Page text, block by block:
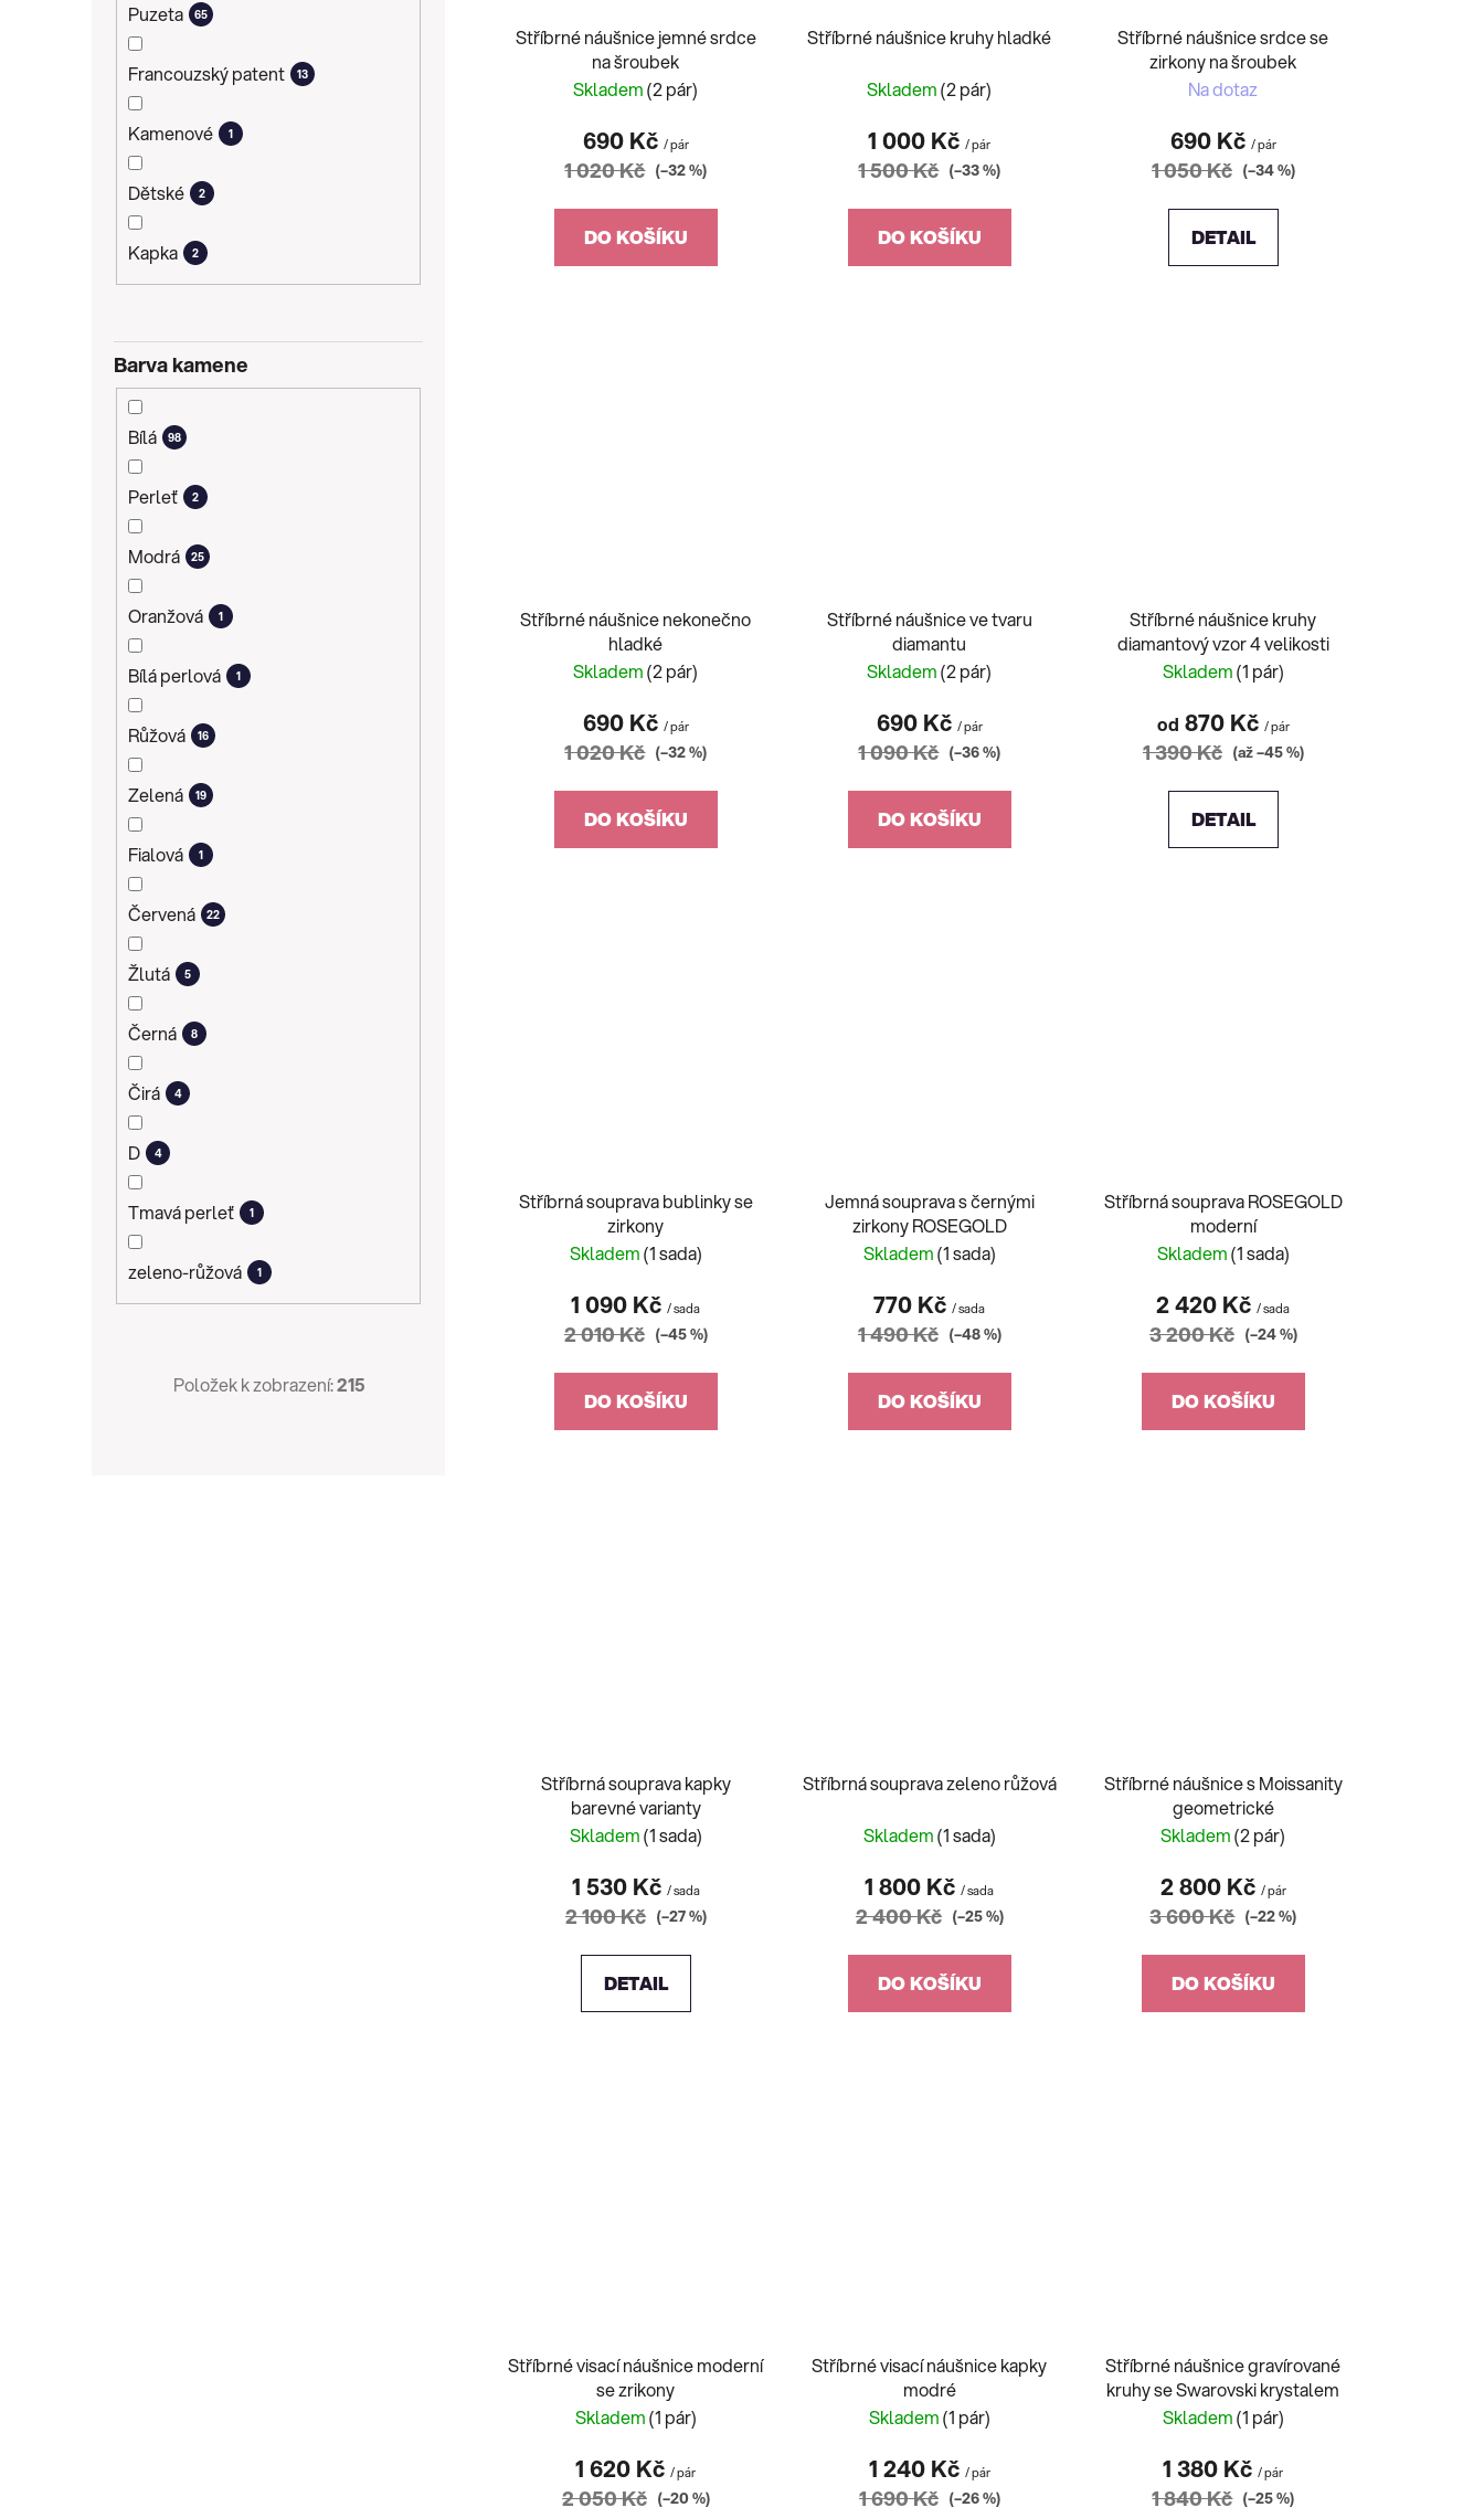
Puzeta 65
Francouzský patent 13
Kamenové 1
Dětské 2
Kapka 2
Barva kamene
Bílá 98
Perleť 2
Modrá 25
Oranžová 1
Bílá perlová 1
Růžová 16
Zelená 19
Fialová 1
Červená 22
Žlutá 5
Černá 8
Čirá 4
D 4
Tmavá perleť 1
zeleno-růžová 1
Položek k zobrazení:215
Stříbrné náušnice jemné srdce
na šroubek
Skladem(2 pár)
690 Kč / pár
1 020 Kč (–32 %)
DO KOŠÍKU
Stříbrné náušnice kruhy hladké
Skladem(2 pár)
1 000 Kč/ pár
1 500 Kč (–33 %)
DO KOŠÍKU
Stříbrné náušnice srdce se
zirkony na šroubek
Na dotaz
690 Kč / pár
1 050 Kč (–34 %)
DETAIL
Stříbrné náušnice nekonečno
hladké
Skladem(2 pár)
690 Kč / pár
1 020 Kč (–32 %)
DO KOŠÍKU
Stříbrné náušnice ve tvaru
diamantu
Skladem(2 pár)
690 Kč / pár
1 090 Kč (–36 %)
DO KOŠÍKU
Stříbrné náušnice kruhy
diamantový vzor 4 velikosti
Skladem(1 pár)
od 870 Kč / pár
1 390 Kč (až –45 %)
DETAIL
Stříbrná souprava bublinky se
zirkony
Skladem(1 sada)
1 090 Kč/ sada
2 010 Kč (–45 %)
DO KOŠÍKU
Jemná souprava s černými
zirkony ROSEGOLD
Skladem(1 sada)
770 Kč/ sada
1 490 Kč (–48 %)
DO KOŠÍKU
Stříbrná souprava ROSEGOLD
moderní
Skladem(1 sada)
2 420 Kč/ sada
3 200 Kč (–24 %)
DO KOŠÍKU
Stříbrná souprava kapky
barevné varianty
Skladem(1 sada)
1 530 Kč / sada
2 100 Kč (–27 %)
DETAIL
Stříbrná souprava zeleno růžová
Skladem(1 sada)
1 800 Kč/ sada
2 400 Kč (–25 %)
DO KOŠÍKU
Stříbrné náušnice s Moissanity
geometrické
Skladem(2 pár)
2 800 Kč / pár
3 600 Kč (–22 %)
DO KOŠÍKU
Stříbrné visací náušnice moderní
se zrikony
Skladem(1 pár)
1 620 Kč/ pár
2 050 Kč (–20 %)
Stříbrné visací náušnice kapky
modré
Skladem(1 pár)
1 240 Kč / pár
1 690 Kč (–26 %)
Stříbrné náušnice gravírované
kruhy se Swarovski krystalem
Skladem(1 pár)
1 380 Kč/ pár
1 840 Kč (–25 %)